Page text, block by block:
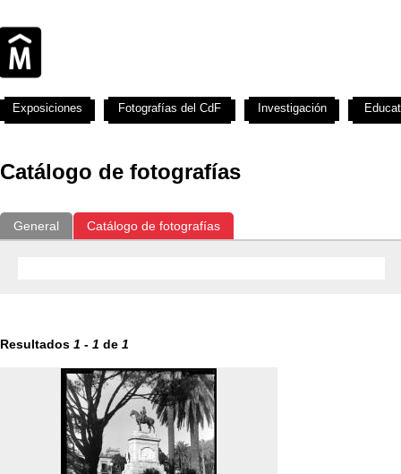
Catálogo de fotografías
General Catálogo de fotografías
Resultados 1 - 1 de 1
Exposiciones Fotografías del CdF Investigación